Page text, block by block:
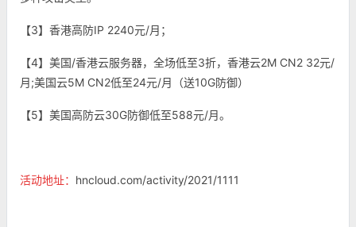
【3】香港高防IP 2240元/月；
【4】美国/香港云服务器，全场低至3折，香港云2M CN2 32元/
月;美国云5M CN2低至24元/月（送10G防御）
【5】美国高防云30G防御低至588元/月。
活动地址： hncloud.com/activity/2021/1111